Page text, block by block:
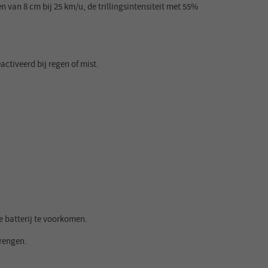
van 8 cm bij 25 km/u, de trillingsintensiteit met 55%
bij regen of mist.
batterij te voorkomen.